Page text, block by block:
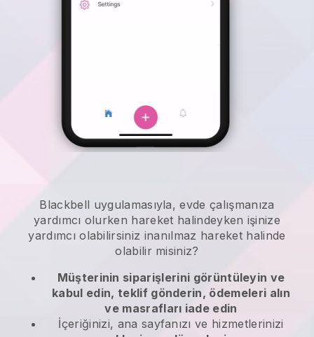
Blackbell uygulamasıyla,evde çalışmanıza
yardımcı olurken hareket halindeyken işinize
yardımcı olabilirsiniz inanılmaz hareket halinde
olabilir misiniz?
Müşterinin siparişlerini görüntüleyin ve
kabul edin, teklif gönderin, ödemeleri alın
ve masrafları iade edin
İçeriğinizi, ana sayfanızı ve hizmetlerinizi